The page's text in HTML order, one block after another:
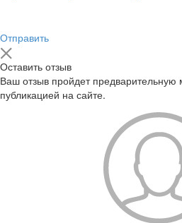
Отправить
Оставить отзыв
Ваш отзыв пройдет
публикацией на сайте.